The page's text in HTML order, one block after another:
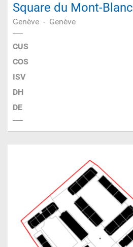
Square du Mont-Blanc
Genève - Genève
CUS
COS
ISV
DH
DE